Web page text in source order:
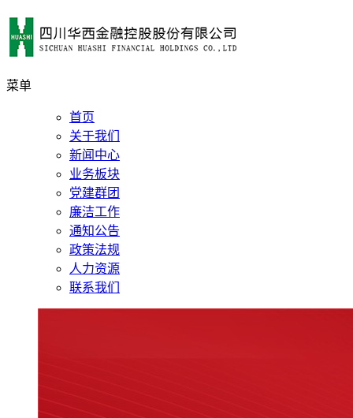
菜单
首页
关于我们
新闻中心
业务板块
党建群团
廉洁工作
通知公告
政策法规
人力资源
联系我们